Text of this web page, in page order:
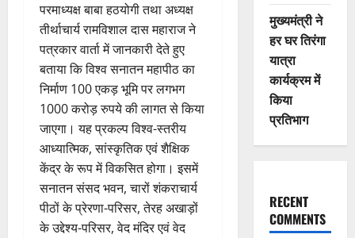
परमाध्यक्ष बाबा हठयोगी तथा अध्यक्ष
तीर्थाचार्य रामविशाल दास महाराज ने
पत्रकार वार्ता में जानकारी देते हुए
बताया कि विश्व सनातन महापीठ का
निर्माण 100 एकड़ भूमि पर लगभग
1000 करोड़ रुपये की लागत से किया
जाएगा। यह प्रकल्प विश्व-स्तरीय
आध्यात्मिक, सांस्कृतिक एवं शैक्षिक
केंद्र के रूप में विकसित होगा। इसमें
सनातन संसद भवन, चारों शंकराचार्य
पीठों के प्रेरणा-परिसर, तेरह अखाड़ों
के उद्देश्य-परिसर, वेद मंदिर एवं वेद
मुख्यमंत्री ने
हर घर तिरंगा
यात्रा
कार्यक्रम में
किया
प्रतिभाग
RECENT
COMMENTS